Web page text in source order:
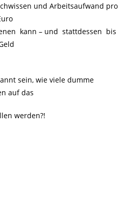
und Arbeitsaufwand pro
kann – und stattdessen bis
sein, wie viele dumme
auf das
werden?!